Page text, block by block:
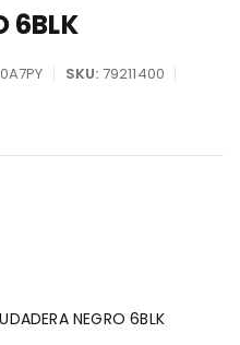
6BLK
SKU: 79211400
NEGRO 6BLK